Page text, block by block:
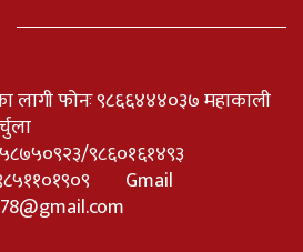
लागी फोनः ९८६६४४४०३७ महाकाली
९८६०१६१४९३
९८५११०१९०९ Gmail